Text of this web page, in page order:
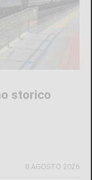
storico
8 AGOSTO 2026